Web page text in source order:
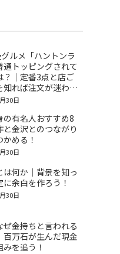
ルメ「ハントンラ
通トッピングされて
？｜定番3点と店ご
知れば注文が迷わな
30日
の有名人おすすめ8
と金沢とのつながり
める！
30日
は何か｜背景を知っ
余白を作ろう！
30日
ぜ金持ちと言われる
百万石が生んだ現金
を追う！